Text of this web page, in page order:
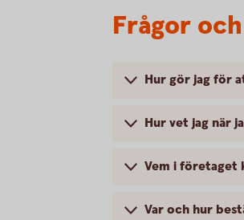
Frågor
Hur gör jag för
Hur vet jag när
Vem i företaget
Var och hur